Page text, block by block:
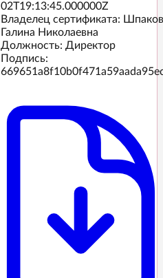
02T19:13:45.000000Z
Владелец сертификата:
Галина Николаевна
Должность: Директор
Подпись: